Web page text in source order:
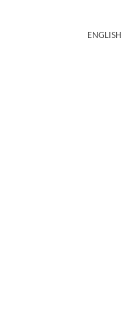
ENGLISH